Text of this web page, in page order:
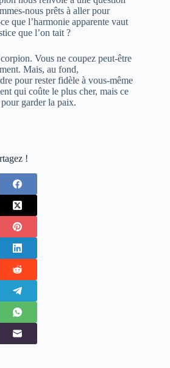
nous prêts à aller pour
que l’harmonie apparente vaut
que l’on tait ?
Vous ne coupez peut-être
Mais, au fond,
pour rester fidèle à vous-même
qui coûte le plus cher, mais ce
garder la paix.
!